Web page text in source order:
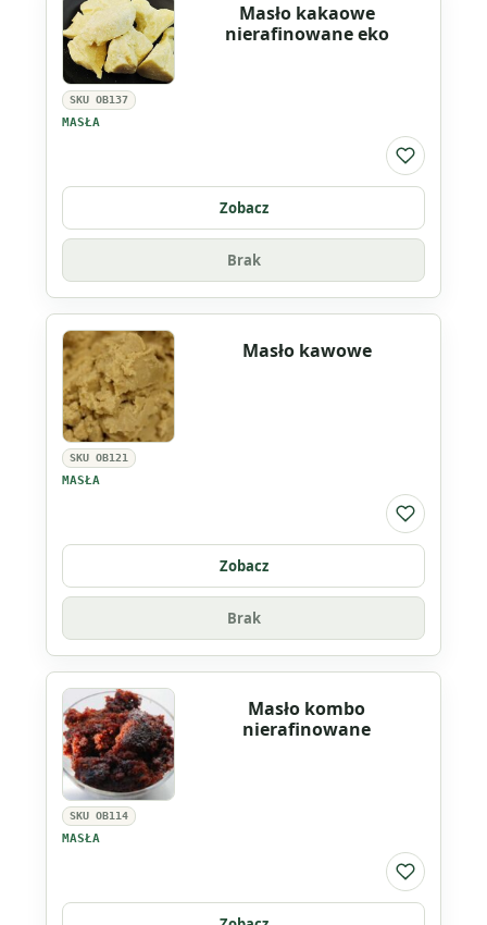
SKU OB137
MASŁA
Masło kakaowe
nierafinowane eko
Do listy
Zobacz
Brak
SKU OB121
MASŁA
Masło kawowe
Do listy
Zobacz
Brak
SKU OB114
MASŁA
Masło kombo
nierafinowane
Do listy